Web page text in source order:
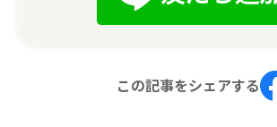
この記事をシェアする